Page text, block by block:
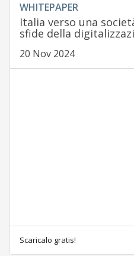
WHITEPAPER
Italia verso una
sfide della
20 Nov 2024
Scaricalo gratis!